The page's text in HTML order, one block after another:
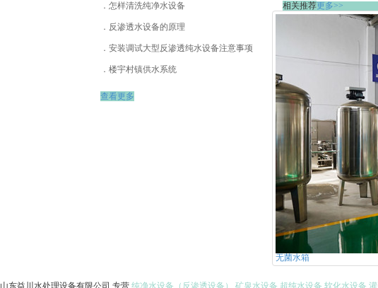
相关推荐更多>>
无菌水箱
怎样清洗纯净水设备
反渗透水设备的原理
安装调试大型反渗透纯水设备注意事项
楼宇村镇供水系统
查看更多
山东益川水处理设备有限公司,专营 纯净水设备（反渗透设备） 矿泉水设备 超纯水设备 软化水设备